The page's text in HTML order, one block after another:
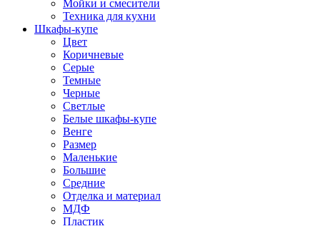
Мойки и смесители
Техника для кухни
Шкафы-купе
Цвет
Коричневые
Серые
Темные
Черные
Светлые
Белые шкафы-купе
Венге
Размер
Маленькие
Большие
Средние
Отделка и материал
МДФ
Пластик